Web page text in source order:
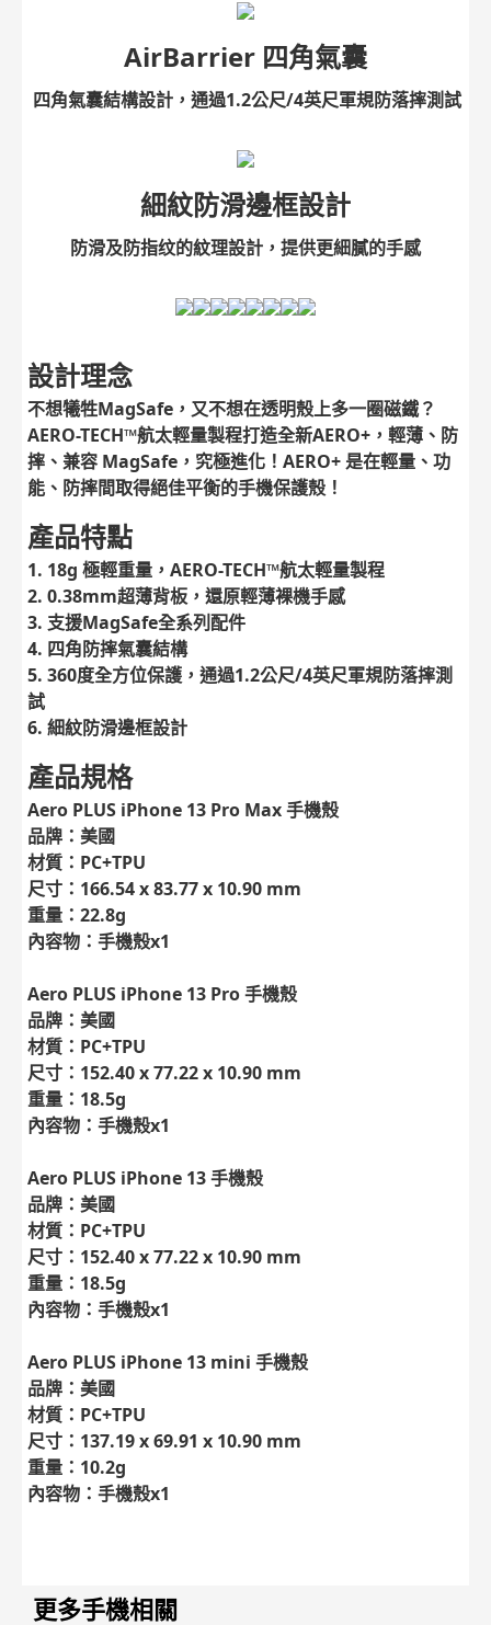
AirBarrier 四角氣囊
四角氣囊結構設計，通過1.2公尺/4英尺軍規防落摔測試
細紋防滑邊框設計
防滑及防指纹的紋理設計，提供更細膩的手感
設計理念
不想犧牲MagSafe，又不想在透明殼上多一圈磁鐵？
AERO-TECH™航太輕量製程打造全新AERO+，輕薄、防
摔、兼容 MagSafe，究極進化！AERO+ 是在輕量、功
能、防摔間取得絕佳平衡的手機保護殼！
產品特點
1. 18g 極輕重量，AERO-TECH™航太輕量製程
2. 0.38mm超薄背板，還原輕薄裸機手感
3. 支援MagSafe全系列配件
4. 四角防摔氣囊結構
5. 360度全方位保護，通過1.2公尺/4英尺軍規防落摔測
試
6. 細紋防滑邊框設計
產品規格
Aero PLUS iPhone 13 Pro Max手機殼
品牌：美國
材質：PC+TPU
尺寸：166.54 x 83.77 x 10.90 mm
重量：22.8g
內容物：手機殼x1
Aero PLUS iPhone 13 Pro手機殼
品牌：美國
材質：PC+TPU
尺寸：152.40 x 77.22 x 10.90 mm
重量：18.5g
內容物：手機殼x1
Aero PLUS iPhone 13手機殼
品牌：美國
材質：PC+TPU
尺寸：152.40 x 77.22 x 10.90 mm
重量：18.5g
內容物：手機殼x1
Aero PLUS iPhone 13 mini 手機殼
品牌：美國
材質：PC+TPU
尺寸：137.19 x 69.91 x 10.90 mm
重量：10.2g
內容物：手機殼x1
更多手機相關